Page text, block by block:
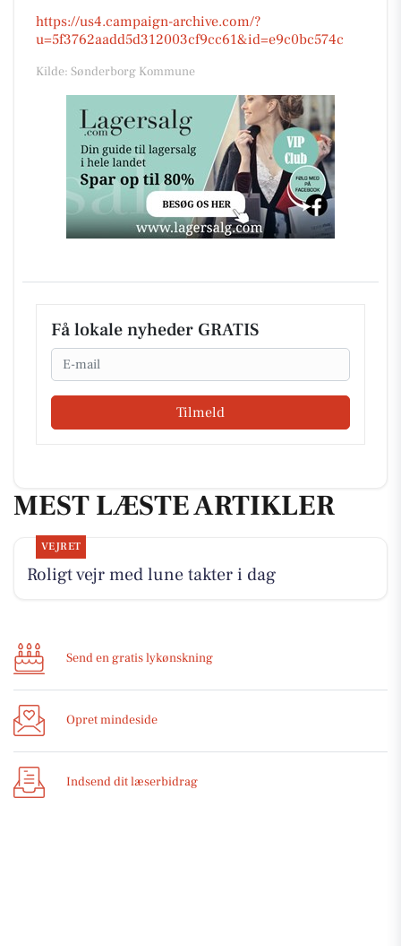
https://us4.campaign-archive.com/?
u=5f3762aadd5d312003cf9cc61&id=e9c0bc574c
Kilde: Sønderborg Kommune
Få lokale nyheder GRATIS
Email
Tilmeld
MEST LÆSTE ARTIKLER
VEJRET
Roligt vejr med lune takter i dag
Send en gratis lykønskning
Opret mindeside
Indsend dit læserbidrag